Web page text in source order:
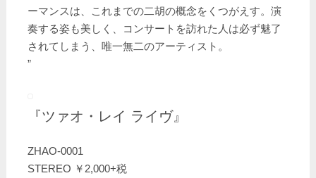
ーマンスは、これまでの二胡の概念をくつがえす。演
奏する姿も美しく、コンサートを訪れた人は必ず魅了
されてしまう、唯一無二のアーティスト。
”
『ツァオ・レイ ライヴ』
ZHAO-0001
STEREO ￥2,000+税